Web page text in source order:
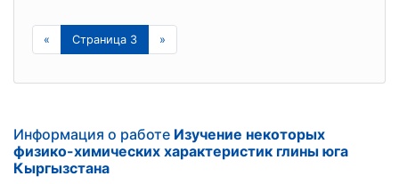
« Страница 3 »
Информация о работе Изучение некоторых
физико-химических характеристик глины юга
Кыргызстана